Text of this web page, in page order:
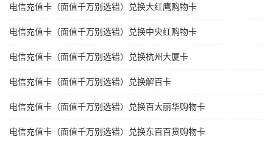
电信充值卡（面值千万别选错）兑换大红鹰购物卡
电信充值卡（面值千万别选错）兑换中央红购物卡
电信充值卡（面值千万别选错）兑换杭州大厦卡
电信充值卡（面值千万别选错）兑换解百卡
电信充值卡（面值千万别选错）兑换百大丽华购物卡
电信充值卡（面值千万别选错）兑换东百百货购物卡